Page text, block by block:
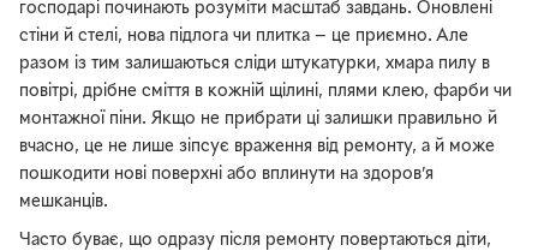
господарі починають розуміти масштаб завдань. Оновлені
стіни й стелі, нова підлога чи плитка — це приємно. Але
разом із тим залишаються сліди штукатурки, хмара пилу в
повітрі, дрібне сміття в кожній щілині, плями клею, фарби чи
монтажної піни. Якщо не прибрати ці залишки правильно й
вчасно, це не лише зіпсує враження від ремонту, а й може
пошкодити нові поверхні або вплинути на здоров’я
мешканців.
Часто буває, що одразу після ремонту повертаються діти,